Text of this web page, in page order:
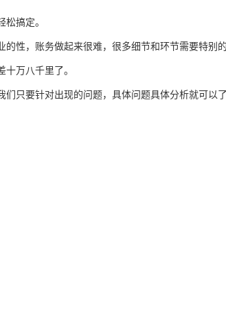
搞定。
性，账务做起来很难，很多细节和环节需要特别
万八千里了。
只要针对出现的问题，具体问题具体分析就可以